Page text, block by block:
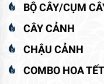
BỘ CÂY/CỤM
CÂY CẢNH
CHẬU CẢNH
COMBO HOA